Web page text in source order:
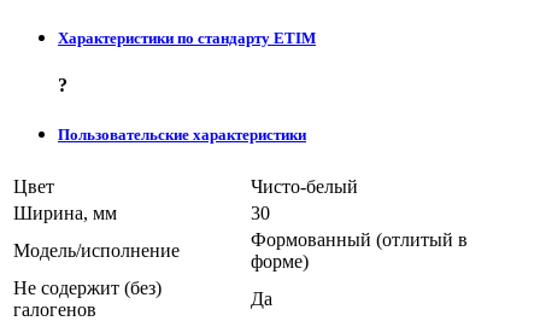
Характеристики по стандарту ETIM
?
Пользовательские характеристики
Цвет
Чисто-белый
Ширина, мм
30
Модель/исполнение
Формованный (отлитый в
форме)
Не содержит (без)
галогенов
Да